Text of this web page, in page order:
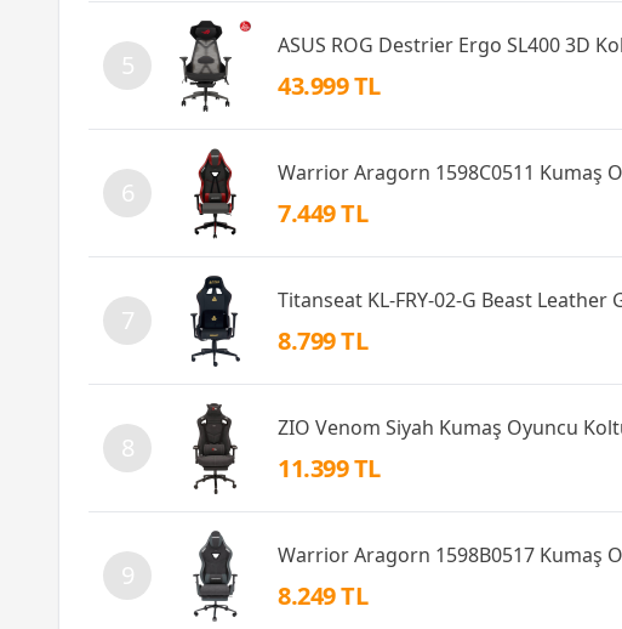
5
ASUS ROG Destrier Ergo SL400 3D
43.999 TL
6
Warrior Aragorn 1598C0511 Kumaş
7.449 TL
7
Titanseat KL-FRY-02-G Beast
8.799 TL
8
ZIO Venom Siyah Kumaş Oyuncu
11.399 TL
9
Warrior Aragorn 1598B0517 Kumaş
8.249 TL